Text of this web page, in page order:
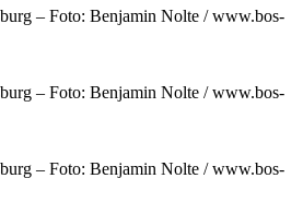
– Foto: Benjamin Nolte / www.bos-
– Foto: Benjamin Nolte / www.bos-
– Foto: Benjamin Nolte / www.bos-